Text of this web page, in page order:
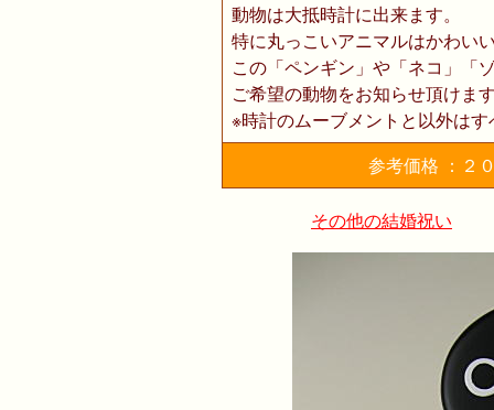
動物は大抵時計に出来ます。
特に丸っこいアニマルはかわい
この「ペンギン」や「ネコ」「
ご希望の動物をお知らせ頂けま
※時計のムーブメントと以外は
参考価格 ：２
その他の結婚祝い